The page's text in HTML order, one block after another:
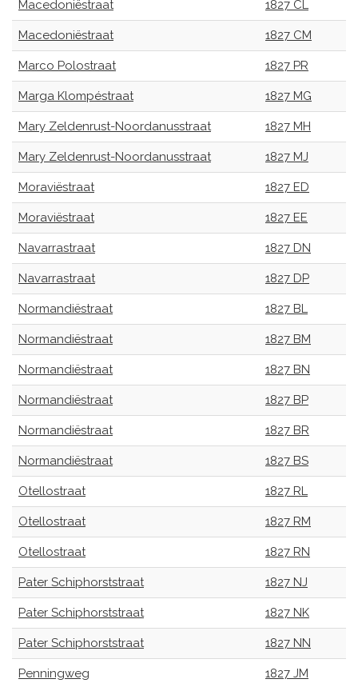
Macedoniëstraat 1827 CL
Macedoniëstraat 1827 CM
Marco Polostraat 1827 PR
Marga Klompéstraat 1827 MG
Mary Zeldenrust-Noordanusstraat 1827 MH
Mary Zeldenrust-Noordanusstraat 1827 MJ
Moraviëstraat 1827 ED
Moraviëstraat 1827 EE
Navarrastraat 1827 DN
Navarrastraat 1827 DP
Normandiëstraat 1827 BL
Normandiëstraat 1827 BM
Normandiëstraat 1827 BN
Normandiëstraat 1827 BP
Normandiëstraat 1827 BR
Normandiëstraat 1827 BS
Otellostraat 1827 RL
Otellostraat 1827 RM
Otellostraat 1827 RN
Pater Schiphorststraat 1827 NJ
Pater Schiphorststraat 1827 NK
Pater Schiphorststraat 1827 NN
Penningweg 1827 JM